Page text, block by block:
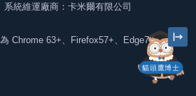
貓頭鷹博士
丨系統維運廠商：卡米爾有限公司
Chrome 63+、Firefox57+、Edge79+及